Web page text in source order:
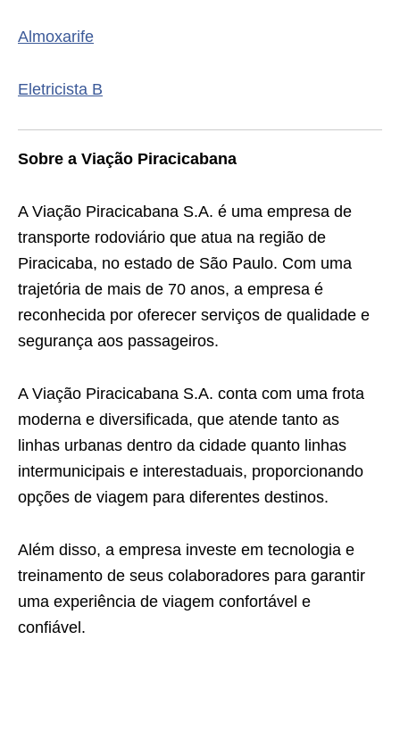
Almoxarife
Eletricista B
Sobre a Viação Piracicabana
A Viação Piracicabana S.A. é uma empresa de
transporte rodoviário que atua na região de
Piracicaba, no estado de São Paulo. Com uma
trajetória de mais de 70 anos, a empresa é
reconhecida por oferecer serviços de qualidade e
segurança aos passageiros.
A Viação Piracicabana S.A. conta com uma frota
moderna e diversificada, que atende tanto as
linhas urbanas dentro da cidade quanto linhas
intermunicipais e interestaduais, proporcionando
opções de viagem para diferentes destinos.
Além disso, a empresa investe em tecnologia e
treinamento de seus colaboradores para garantir
uma experiência de viagem confortável e
confiável.